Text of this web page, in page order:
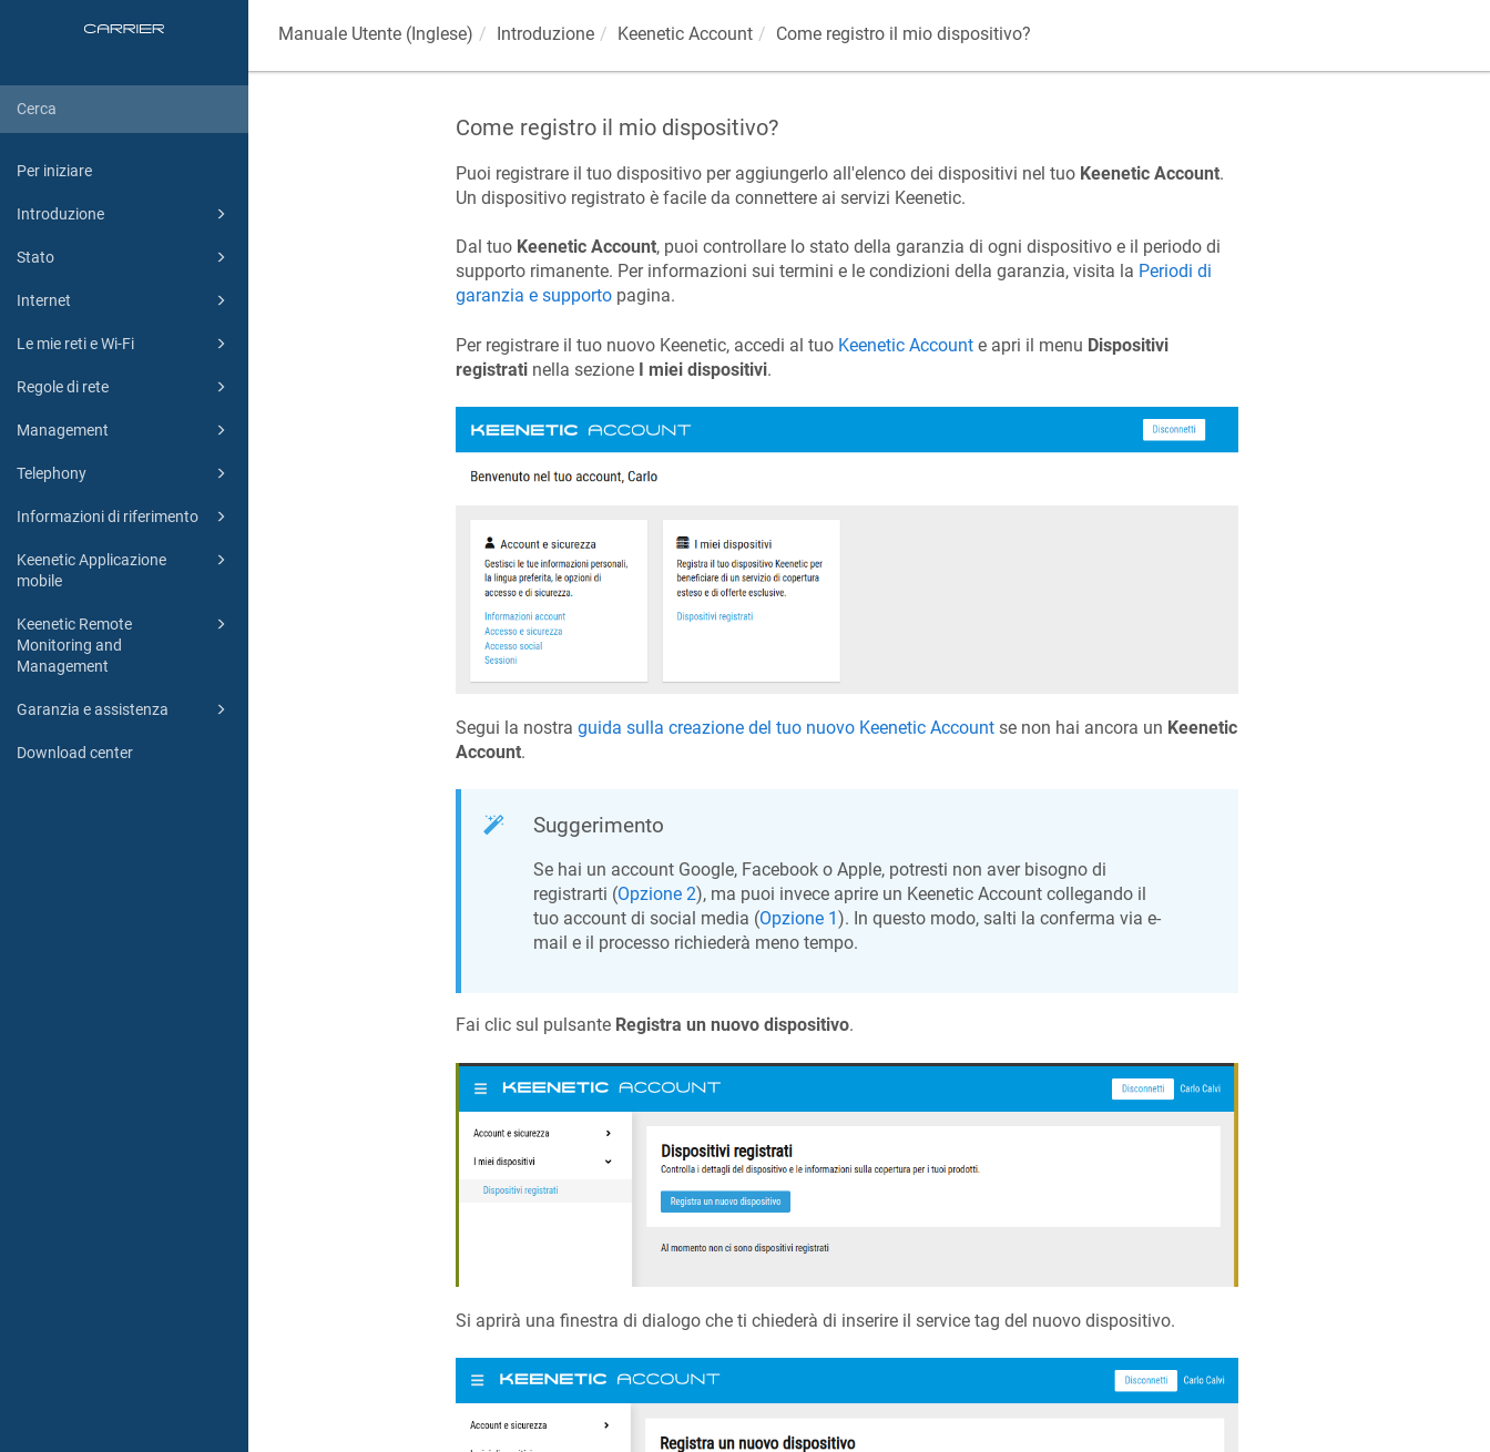
Per iniziare
Introduzione
Stato
Internet
Le mie reti e Wi-Fi
Regole di rete
Management
Telephony
Informazioni di riferimento
Keenetic Applicazione
mobile
Keenetic Remote
Monitoring and
Management
Garanzia e assistenza
Download center
Manuale Utente (Inglese) Introduzione KeeneticAccount Come registro il mio dispositivo?
Come registro il mio dispositivo?
Puoi registrare il tuo dispositivo per aggiungerlo all'elenco dei dispositivi nel tuo KeeneticAccount.
Un dispositivo registrato è facile da connettere ai servizi Keenetic.
Dal tuo KeeneticAccount, puoi controllare lo stato della garanzia di ogni dispositivo e il periodo di
supporto rimanente. Per informazioni sui termini e le condizioni della garanzia, visita la Periodi di
garanzia e supportopagina.
Per registrare il tuo nuovo Keenetic, accedi al tuo KeeneticAccounte apri il menu Dispositivi
registratinella sezione I miei dispositivi.
Segui la nostra guida sulla creazione del tuo nuovo KeeneticAccountse non hai ancora un Keenetic
Account.
Suggerimento
Se hai un account Google, Facebook o Apple, potresti non aver bisogno di
registrarti (Opzione 2), ma puoi invece aprire un KeeneticAccount collegando il
tuo account di social media (Opzione 1). In questo modo, salti la conferma via e-
mail e il processo richiederà meno tempo.
Fai clic sul pulsante Registra un nuovo dispositivo.
Si aprirà una finestra di dialogo che ti chiederà di inserire il service tag del nuovo dispositivo.